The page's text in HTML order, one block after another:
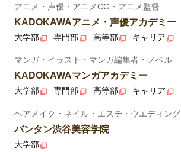
アニメ・声優・アニメCG・アニメ監督
KADOKAWAアニメ・声優アカデミー
大学部 専門部 高等部 キャリア
マンガ・イラスト・マンガ編集者・ノベル
KADOKAWAマンガアカデミー
大学部 専門部 高等部 キャリア
ヘアメイク・ネイル・エステ・ウエディング
バンタン渋谷美容学院
大学部